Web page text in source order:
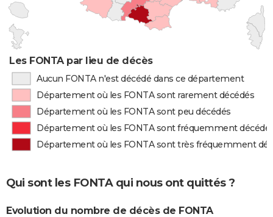
Les FONTA par lieu de décès
Aucun FONTA n'est décédé dans ce département
Département où les FONTA sont rarement décédés
Département où les FONTA sont peu décédés
Département où les FONTA sont fréquemment
Département où les FONTA sont très fréquemment
Qui sont les FONTA qui nous ont quittés ?
Evolution du nombre de décès de FONTA